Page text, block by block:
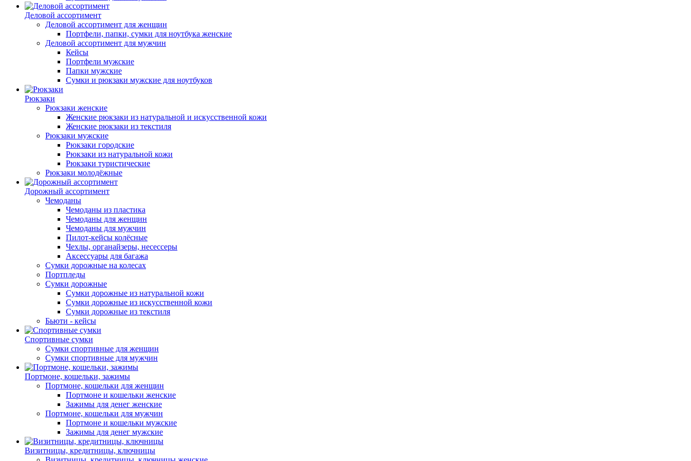
Деловой ассортимент
Деловой ассортимент для женщин
Портфели, папки, сумки для ноутбука женские
Деловой ассортимент для мужчин
Кейсы
Портфели мужские
Папки мужские
Сумки и рюкзаки мужские для ноутбуков
Рюкзаки
Рюкзаки женские
Женские рюкзаки из натуральной и искусственной кожи
Женские рюкзаки из текстиля
Рюкзаки мужские
Рюкзаки городские
Рюкзаки из натуральной кожи
Рюкзаки туристические
Рюкзаки молодёжные
Дорожный ассортимент
Чемоданы
Чемоданы из пластика
Чемоданы для женщин
Чемоданы для мужчин
Пилот-кейсы колёсные
Чехлы, органайзеры, несессеры
Аксессуары для багажа
Сумки дорожные на колесах
Портпледы
Сумки дорожные
Сумки дорожные из натуральной кожи
Сумки дорожные из искусственной кожи
Сумки дорожные из текстиля
Бьюти - кейсы
Спортивные сумки
Сумки спортивные для женщин
Сумки спортивные для мужчин
Портмоне, кошельки, зажимы
Портмоне, кошельки для женщин
Портмоне и кошельки женские
Зажимы для денег женские
Портмоне, кошельки для мужчин
Портмоне и кошельки мужские
Зажимы для денег мужские
Визитницы, кредитницы, ключницы